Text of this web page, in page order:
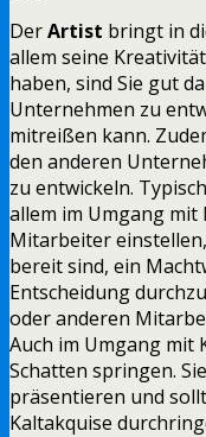
DerArtist bringt in
allem seine
haben, sind Sie gut
Unternehmen zu
mitreißen kann.
den anderen
zu entwickeln.
allem im Umgang mit
Mitarbeiter
bereit sind, ein
Entscheidung
oder anderen
Auch im Umgang mit
Schatten springen.
präsentieren und
Kaltakquise